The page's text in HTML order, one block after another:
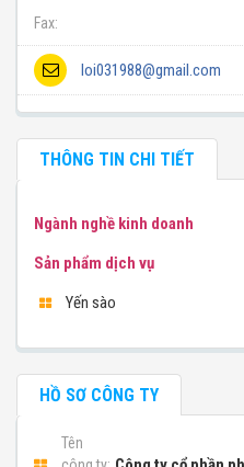
Fax:
loi031988@gmail.com
THÔNG TIN CHI TIẾT
Ngành nghề kinh doanh
Sản phẩm dịch vụ
Yến sào
HỒ SƠ CÔNG TY
Tên